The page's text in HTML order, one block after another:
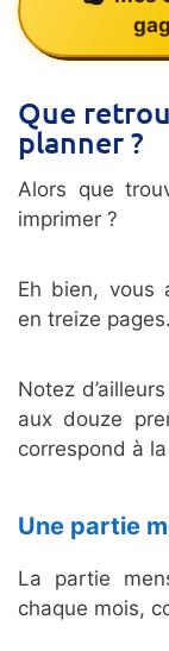
Que
planner ?
Alors que
imprimer ?
Eh bien, vous
en treize pages.
Notez
aux douze
correspond à
Une partie
La partie
chaque mois,